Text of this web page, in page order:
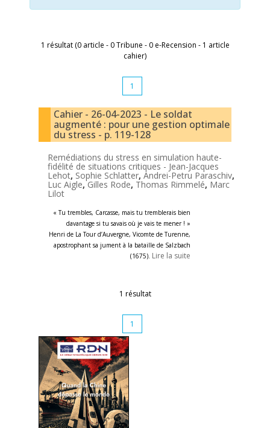
1 résultat (0 article - 0 Tribune - 0 e-Recension - 1 article
cahier)
1
Cahier - 26-04-2023 - Le soldat
augmenté : pour une gestion optimale
du stress - p. 119-128
Remédiations du stress en simulation haute-
fidélité de situations critiques - Jean-Jacques
Lehot, Sophie Schlatter, Andrei-Petru Paraschiv,
Luc Aigle,Gilles Rode, Thomas Rimmelé, Marc
Lilot
« Tu trembles, Carcasse, mais tu tremblerais bien
davantage si tu savais où je vais te mener ! »
Henri de La Tour d’Auvergne, Vicomte de Turenne,
apostrophant sa jument à la bataille de Salzbach
(1675). Lire la suite
1 résultat
1